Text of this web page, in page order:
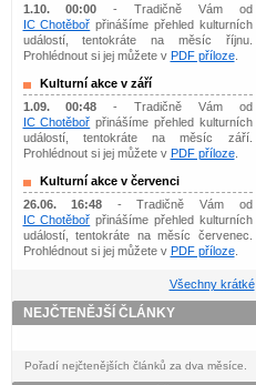
1.10. 00:00 - Tradičně Vám od
IC Chotěboř přinášíme přehled kulturních
událostí, tentokráte na měsíc říjnu.
Prohlédnout si jej můžete v PDF příloze.
Kulturní akce v září
1.09. 00:48 - Tradičně Vám od
IC Chotěboř přinášíme přehled kulturních
událostí, tentokráte na měsíc září.
Prohlédnout si jej můžete v PDF příloze.
Kulturní akce v červenci
26.06. 16:48 - Tradičně Vám od
IC Chotěboř přinášíme přehled kulturních
událostí, tentokráte na měsíc červenec.
Prohlédnout si jej můžete v PDF příloze.
Všechny krátké
NEJČTENĚJŠÍ ČLÁNKY
Pořadí nejčtenějších článků za dva měsíce.